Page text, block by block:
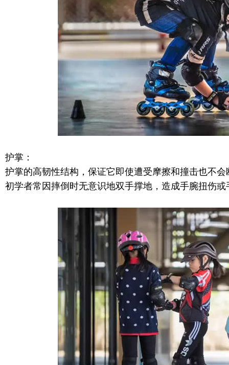
护掌：
护掌的高韧性结构，保证它即使遭受摩擦和撞击也不
初学者常因摔倒时无意识地双手撑地，造成手腕扭伤